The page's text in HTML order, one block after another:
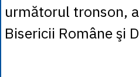
următorul tronson,
Bisericii Române şi